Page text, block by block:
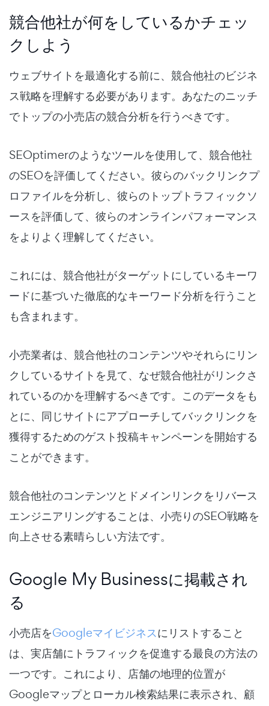
競合他社が何をしているかチェッ
クしよう
ウェブサイトを最適化する前に、競合他社のビジネ
ス戦略を理解する必要があります。あなたのニッチ
でトップの小売店の競合分析を行うべきです。
SEOptimerのようなツールを使用して、競合他社
のSEOを評価してください。彼らのバックリンクプ
ロファイルを分析し、彼らのトップトラフィックソ
ースを評価して、彼らのオンラインパフォーマンス
をよりよく理解してください。
これには、競合他社がターゲットにしているキーワ
ードに基づいた徹底的なキーワード分析を行うこと
も含まれます。
小売業者は、競合他社のコンテンツやそれらにリン
クしているサイトを見て、なぜ競合他社がリンクさ
れているのかを理解するべきです。このデータをも
とに、同じサイトにアプローチしてバックリンクを
獲得するためのゲスト投稿キャンペーンを開始する
ことができます。
競合他社のコンテンツとドメインリンクをリバース
エンジニアリングすることは、小売りのSEO戦略を
向上させる素晴らしい方法です。
Google My Businessに掲載され
る
小売店をGoogleマイビジネスにリストすること
は、実店舗にトラフィックを促進する最良の方法の
一つです。これにより、店舗の地理的位置が
Googleマップとローカル検索結果に表示され、顧